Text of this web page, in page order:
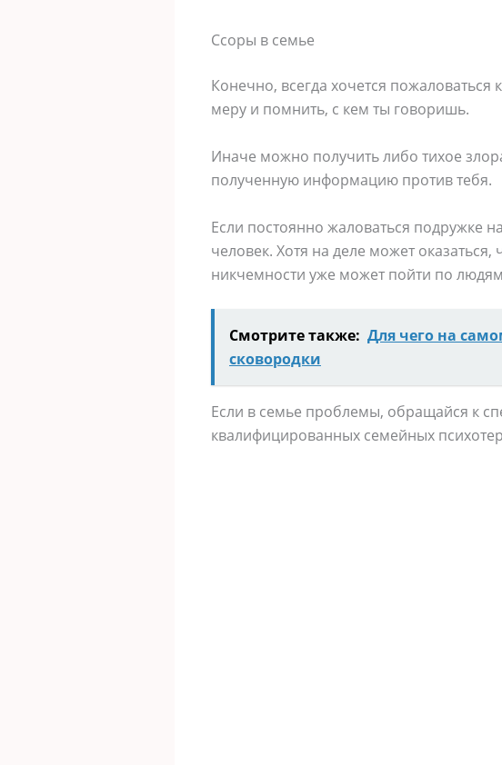
Ссоры в семье
Конечно, всегда хочется
меру и помнить, с кем ты говоришь.
Иначе можно получить либо тихое
полученную информацию против тебя.
Если постоянно жаловаться подружке
человек. Хотя на деле может
никчемности уже может пойти по
Смотрите также: Для чего на
сковородки
Если в семье проблемы, обращайся к
квалифицированных семейных